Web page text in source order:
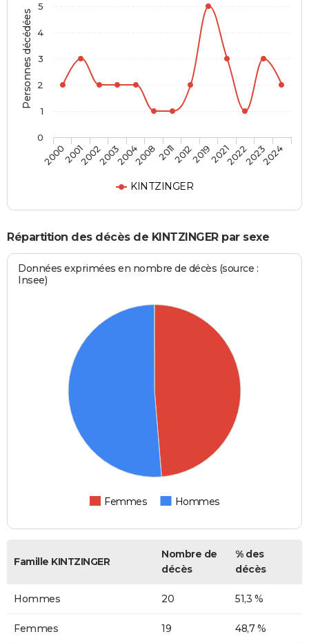
Personnes décédées
KINTZINGER
2000200120022003200420082011201220192021202220232024
0
1
2
3
4
5
Répartition des décès de KINTZINGER par sexe
Données exprimées en nombre de décès (source :
Insee)
Femmes Hommes
Famille KINTZINGER
Nombre de
décès
% des
décès
Hommes 20 51,3 %
Femmes 19 48,7 %